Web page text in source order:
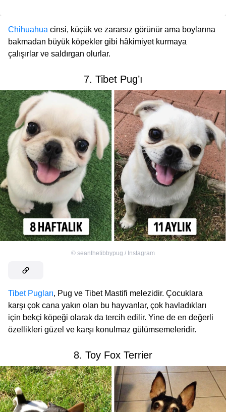
Chihuahua cinsi, küçük ve zararsız görünür ama boylarına
bakmadan büyük köpekler gibi hâkimiyet kurmaya
çalışırlar ve saldırgan olurlar.
7. Tibet Pug’ı
© seanthetibbypug / Instagram
Tibet Pugları, Pug ve Tibet Mastifi melezidir. Çocuklara
karşı çok cana yakın olan bu hayvanlar, çok havladıkları
için bekçi köpeği olarak da tercih edilir. Yine de en değerli
özellikleri güzel ve karşı konulmaz gülümsemeleridir.
8. Toy Fox Terrier